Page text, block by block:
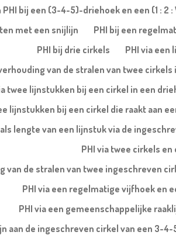
PHI bij een (3-4-5)-driehoek en een (1 : 2
met een snijlijn
PHI bij een
PHI bij drie cirkels
PHI via een
van de stralen van twee
twee lijnstukken bij een cirkel in een
lijnstukken bij een cirkel die raakt aan
als lengte van een lijnstuk via de
PHI via twee cirkels
van de stralen van twee ingeschreven
PHI via een regelmatige vijfhoek en
PHI via een gemeenschappelijke
aan de ingeschreven cirkel van een 3-